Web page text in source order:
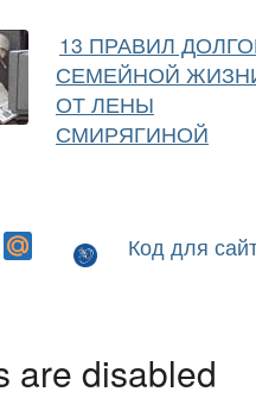
13 ПРАВИЛ
СЕМЕЙНОЙ
ОТ ЛЕНЫ
СМИРЯГИНОЙ
Код для
are disabled